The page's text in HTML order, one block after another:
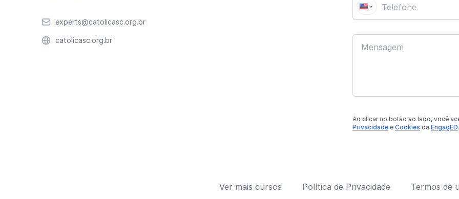
Emailexperts@catolicasc.org.br
Websitecatolicasc.org.br
Ao clicar no botão ao lado, você
Privacidade e Cookies da EngagED.
Ver mais cursos Política de Privacidade Termos de